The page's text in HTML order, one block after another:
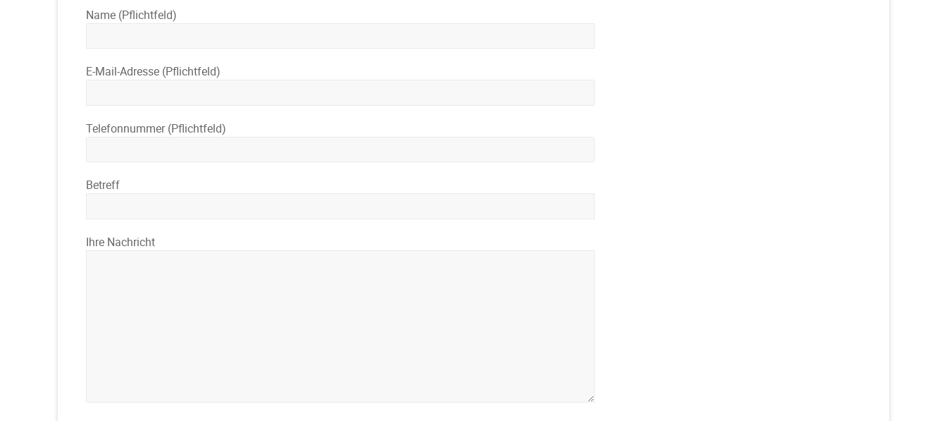
Name (Pflichtfeld)
E-Mail-Adresse (Pflichtfeld)
Telefonnummer (Pflichtfeld)
Betreff
Ihre Nachricht